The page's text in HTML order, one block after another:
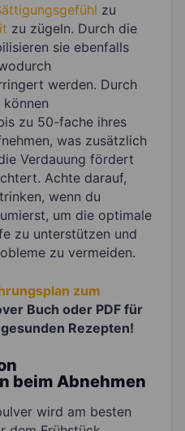
zu
zu zügeln. Durch die
sie ebenfalls
werden. Durch
zu 50-fache ihres
was zusätzlich
Verdauung fördert
Achte darauf,
wenn du
um die optimale
zu unterstützen und
zu vermeiden.
zum
Buch oder PDF für
Rezepten!
beim Abnehmen
wird am besten